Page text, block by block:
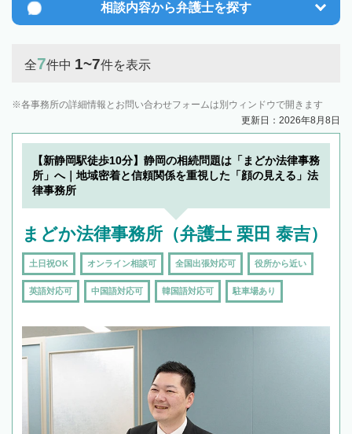
相談内容から弁護士を探す
全7件中 1~7件を表示
各事務所の詳細情報とお問い合わせフォームは別ウィンドウで開きます
更新日：2026年8月8日
【新静岡駅徒歩10分】静岡の相続問題は「まどか法律事務
所」へ｜地域密着と信頼関係を重視した「顔の見える」法
律事務所
まどか法律事務所（弁護士 栗田 泰吉）
土日祝OK オンライン相談可 全国出張対応可 役所から近い
英語対応可 中国語対応可 韓国語対応可 駐車場あり